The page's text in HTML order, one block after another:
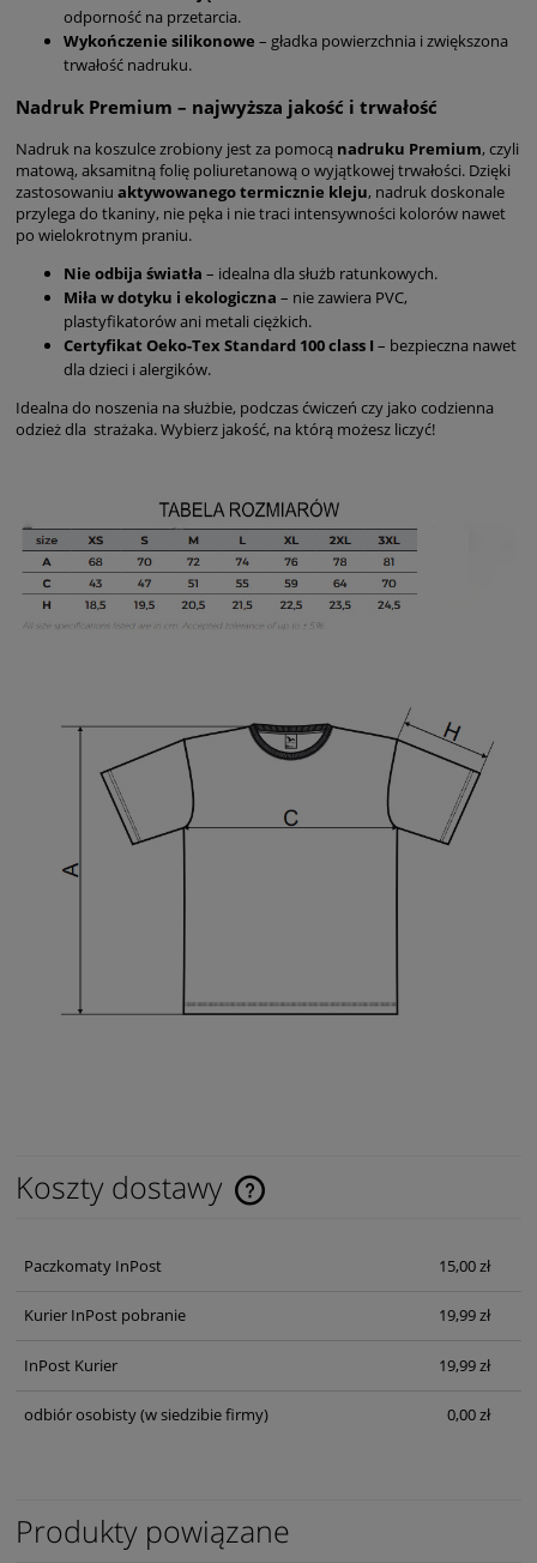
odporność na przetarcia.
Wykończenie silikonowe – gładka powierzchnia i zwiększona
trwałość nadruku.
Nadruk Premium – najwyższa jakość i trwałość
Nadruk na koszulce zrobiony jest za pomocą nadruku Premium, czyli
matową, aksamitną folię poliuretanową o wyjątkowej trwałości. Dzięki
zastosowaniu aktywowanego termicznie kleju, nadruk doskonale
przylega do tkaniny, nie pęka i nie traci intensywności kolorów nawet
po wielokrotnym praniu.
Nie odbija światła – idealna dla służb ratunkowych.
Miła w dotyku i ekologiczna – nie zawiera PVC,
plastyfikatorów ani metali ciężkich.
Certyfikat Oeko-Tex Standard 100 class I – bezpieczna nawet
dla dzieci i alergików.
Idealna do noszenia na służbie, podczas ćwiczeń czy jako codzienna
odzież dla strażaka. Wybierz jakość, na którą możesz liczyć!
Koszty dostawy
Cena nie zawiera ewentualnych kosztów płatności
Paczkomaty InPost 15,00 zł
Kurier InPost pobranie 19,99 zł
InPost Kurier 19,99 zł
odbiór osobisty(w siedzibie firmy) 0,00 zł
Produkty powiązane